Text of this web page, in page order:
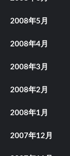
2008年5月
2008年4月
2008年3月
2008年2月
2008年1月
2007年12月